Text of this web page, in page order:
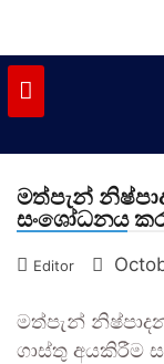
මත්පැන්
සංශෝධනය
Editor
‍මත්පැන්
ගාස්තු අයකිරීම